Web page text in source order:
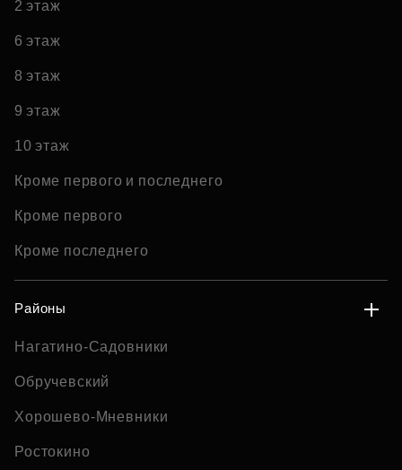
2 этаж
6 этаж
8 этаж
9 этаж
10 этаж
Кроме первого и последнего
Кроме первого
Кроме последнего
Районы
Нагатино-Садовники
Обручевский
Хорошево-Мневники
Ростокино